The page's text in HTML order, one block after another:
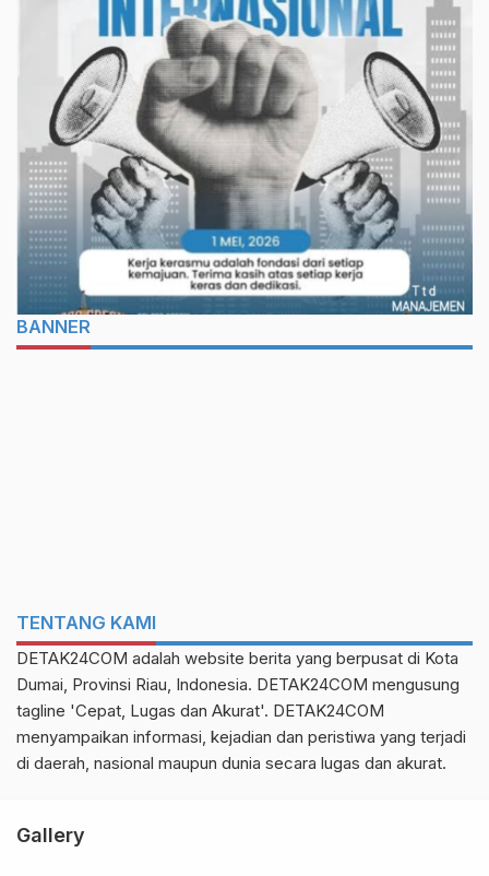
BANNER
TENTANG KAMI
DETAK24COM adalah website berita yang berpusat di Kota
Dumai, Provinsi Riau, Indonesia. DETAK24COM mengusung
tagline 'Cepat, Lugas dan Akurat'. DETAK24COM
menyampaikan informasi, kejadian dan peristiwa yang terjadi
di daerah, nasional maupun dunia secara lugas dan akurat.
Gallery